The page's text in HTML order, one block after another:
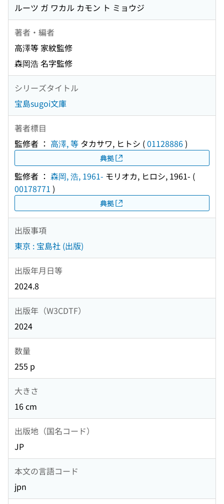
ルーツ ガ ワカル カモン ト ミョウジ
著者・編者
高澤等 家紋監修
森岡浩 名字監修
シリーズタイトル
宝島sugoi文庫
著者標目
監修者 ： 高澤, 等 タカサワ, ヒトシ (01128886)
典拠
監修者 ： 森岡, 浩, 1961- モリオカ, ヒロシ, 1961- (
00178771 )
典拠
出版事項
東京 : 宝島社 (出版)
出版年月日等
2024.8
出版年（W3CDTF）
2024
数量
255 p
大きさ
16 cm
出版地（国名コード）
JP
本文の言語コード
jpn